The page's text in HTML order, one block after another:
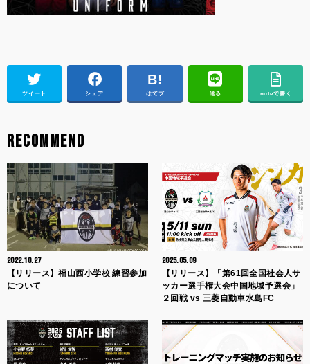
ツイート シェア はてブ 送る noteで書く
RECOMMEND
2022.10.27
【リリース】福山西小学校 練習参加
について
2025.05.09
【リリース】「第61回全国社会人サ
ッカー選手権大会中国地域予選会」
２回戦 vs 三菱自動車水島FC